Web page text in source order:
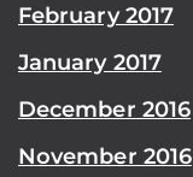
February 2017
January 2017
December 2016
November 2016